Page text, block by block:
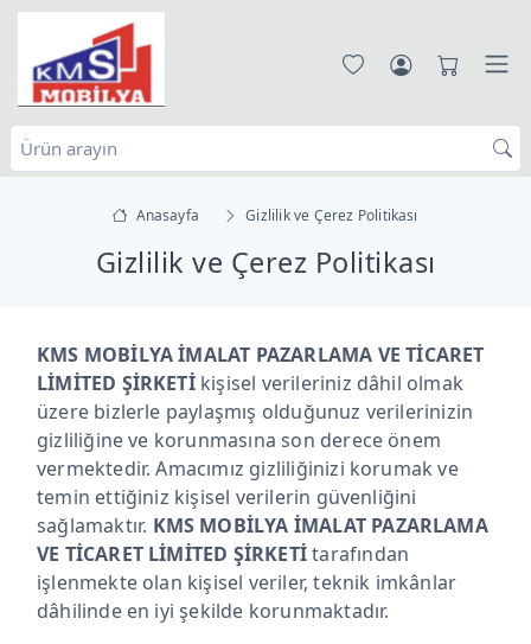
Anasayfa Gizlilik ve Çerez Politikası
Gizlilik ve Çerez Politikası
KMS MOBİLYA İMALAT PAZARLAMA VE TİCARET
LİMİTED ŞİRKETİkişisel verileriniz dâhil olmak
üzere bizlerle paylaşmış olduğunuz verilerinizin
gizliliğine ve korunmasına son derece önem
vermektedir. Amacımız gizliliğinizi korumak ve
temin ettiğiniz kişisel verilerin güvenliğini
sağlamaktır. KMS MOBİLYA İMALAT PAZARLAMA
VE TİCARET LİMİTED ŞİRKETİtarafından
işlenmekte olan kişisel veriler, teknik imkânlar
dâhilinde en iyi şekilde korunmaktadır.